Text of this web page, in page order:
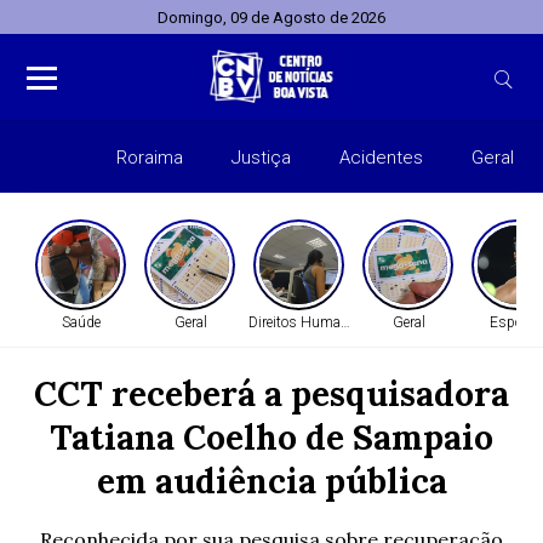
Domingo, 09 de Agosto de 2026
Roraima Justiça Acidentes Geral
Saúde Geral Direitos Humanos Geral
CCT receberá a pesquisadora
Tatiana Coelho de Sampaio
em audiência pública